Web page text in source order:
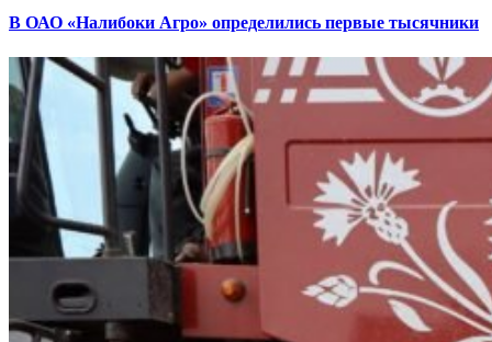
В ОАО «Налибоки Агро» определились первые тысячники